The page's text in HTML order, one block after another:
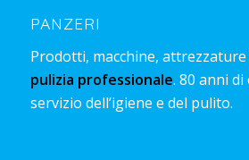
PANZERI
Prodotti, macchine,
pulizia professionale. 80 anni
servizio dell’igiene e del pulito.